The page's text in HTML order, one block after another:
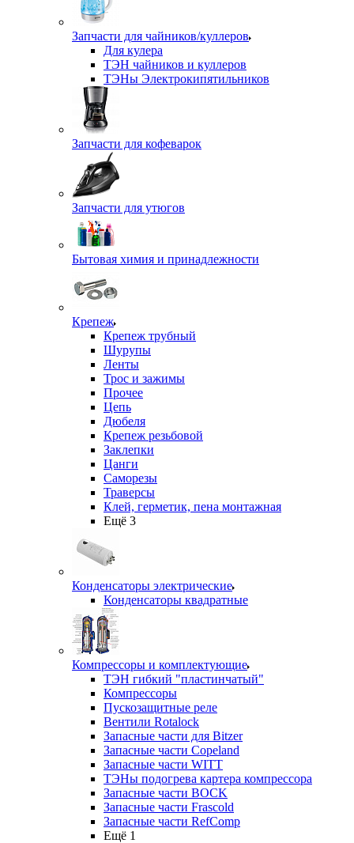
Запчасти для чайников/куллеров
Для кулера
ТЭН чайников и куллеров
ТЭНы Электрокипятильников
Запчасти для кофеварок
Запчасти для утюгов
Бытовая химия и принадлежности
Крепеж
Крепеж трубный
Шурупы
Ленты
Трос и зажимы
Прочее
Цепь
Дюбеля
Крепеж резьбовой
Заклепки
Цанги
Саморезы
Траверсы
Клей, герметик, пена монтажная
Ещё 3
Конденсаторы электрические
Конденсаторы квадратные
Компрессоры и комплектующие
ТЭН гибкий "пластинчатый"
Компрессоры
Пускозащитные реле
Вентили Rotalock
Запасные части для Bitzer
Запасные части Copeland
Запасные части WITT
ТЭНы подогрева картера компрессора
Запасные части BOCK
Запасные части Frascold
Запасные части RefComp
Ещё 1